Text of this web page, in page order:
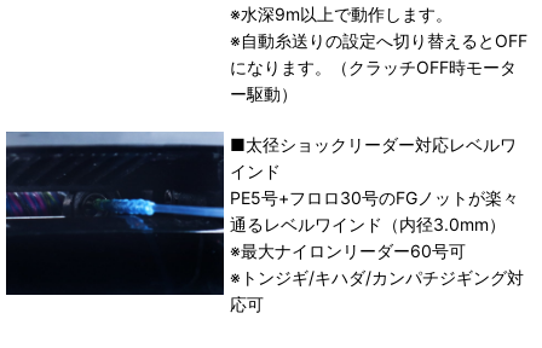
※水深9m以上で動作します。
※自動糸送りの設定へ切り替えるとOFF
になります。（クラッチOFF時モータ
ー駆動）
■太径ショックリーダー対応レベルワ
インド
PE5号+フロロ30号のFGノットが楽々
通るレベルワインド（内径3.0mm）
※最大ナイロンリーダー60号可
※トンジギ/キハダ/カンパチジギング対
応可